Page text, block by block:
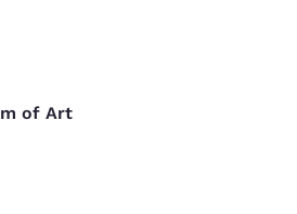
of Art